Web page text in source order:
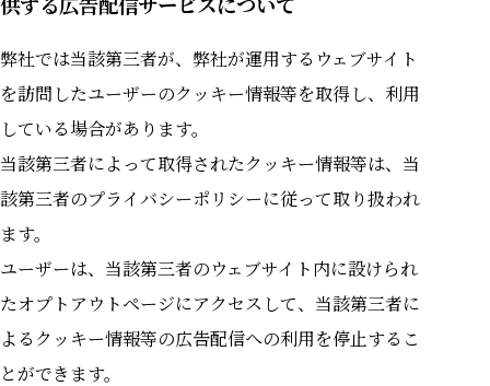
弊社では当該第三者が、弊社が運用するウェブサイト
を訪問したユーザーのクッキー情報等を取得し、利用
している場合があります。
当該第三者によって取得されたクッキー情報等は、当
該第三者のプライバシーポリシーに従って取り扱われ
ます。
ユーザーは、当該第三者のウェブサイト内に設けられ
たオプトアウトページにアクセスして、当該第三者に
よるクッキー情報等の広告配信への利用を停止するこ
とができます。